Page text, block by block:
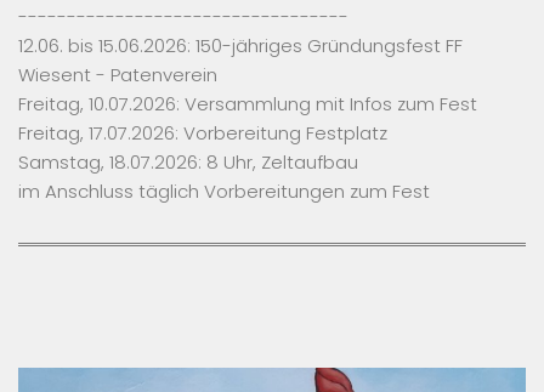
----------------------------------
12.06. bis 15.06.2026: 150-jähriges Gründungsfest FF
Wiesent - Patenverein
Freitag, 10.07.2026: Versammlung mit Infos zum Fest
Freitag, 17.07.2026: Vorbereitung Festplatz
Samstag, 18.07.2026: 8 Uhr, Zeltaufbau
im Anschluss täglich Vorbereitungen zum Fest